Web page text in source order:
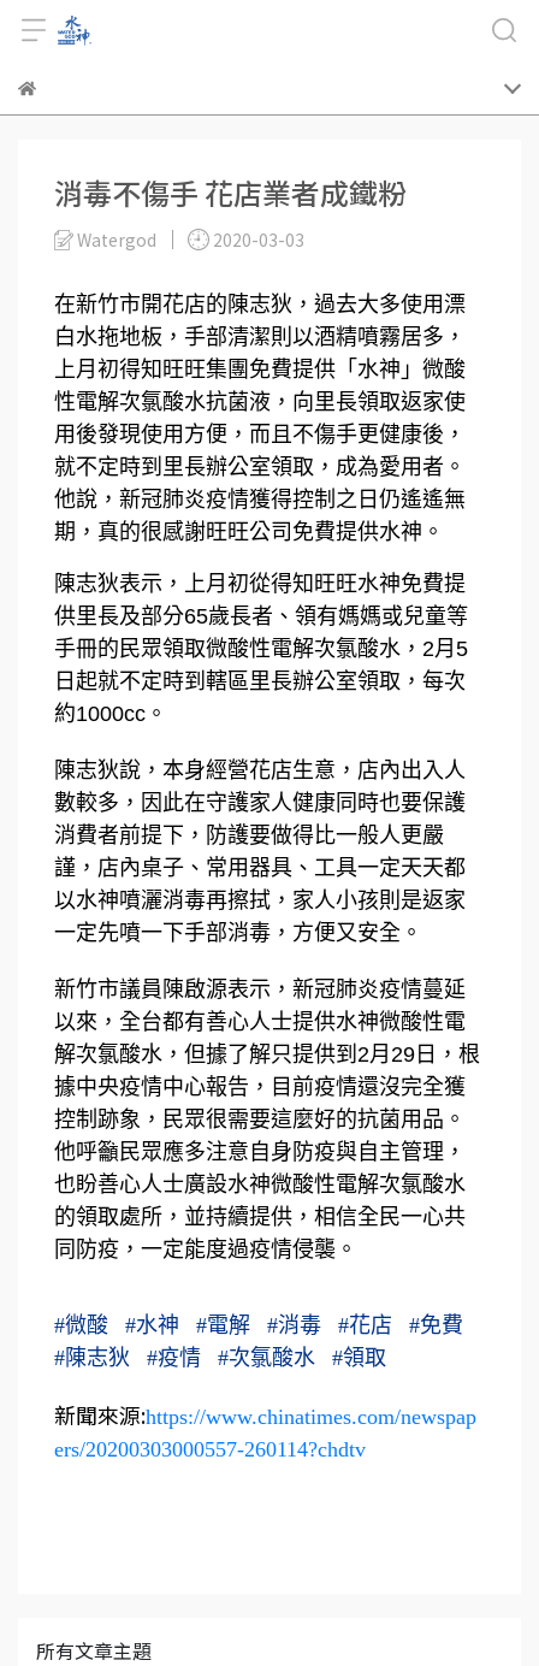
消毒不傷手 花店業者成鐵粉
Watergod 2020-03-03
在新竹市開花店的陳志狄，過去大多使用漂
白水拖地板，手部清潔則以酒精噴霧居多，
上月初得知旺旺集團免費提供「水神」微酸
性電解次氯酸水抗菌液，向里長領取返家使
用後發現使用方便，而且不傷手更健康後，
就不定時到里長辦公室領取，成為愛用者。
他說，新冠肺炎疫情獲得控制之日仍遙遙無
期，真的很感謝旺旺公司免費提供水神。
陳志狄表示，上月初從得知旺旺水神免費提
供里長及部分65歲長者、領有媽媽或兒童等
手冊的民眾領取微酸性電解次氯酸水，2月5
日起就不定時到轄區里長辦公室領取，每次
約1000cc。
陳志狄說，本身經營花店生意，店內出入人
數較多，因此在守護家人健康同時也要保護
消費者前提下，防護要做得比一般人更嚴
謹，店內桌子、常用器具、工具一定天天都
以水神噴灑消毒再擦拭，家人小孩則是返家
一定先噴一下手部消毒，方便又安全。
新竹市議員陳啟源表示，新冠肺炎疫情蔓延
以來，全台都有善心人士提供水神微酸性電
解次氯酸水，但據了解只提供到2月29日，根
據中央疫情中心報告，目前疫情還沒完全獲
控制跡象，民眾很需要這麼好的抗菌用品。
他呼籲民眾應多注意自身防疫與自主管理，
也盼善心人士廣設水神微酸性電解次氯酸水
的領取處所，並持續提供，相信全民一心共
同防疫，一定能度過疫情侵襲。
#微酸 #水神 #電解 #消毒 #花店 #免費
#陳志狄 #疫情 #次氯酸水 #領取
新聞來源:https://www.chinatimes.com/newspap
ers/20200303000557-260114?chdtv
所有文章主題